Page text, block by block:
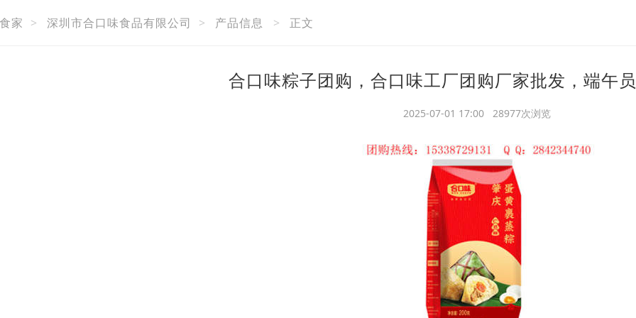
家 > 深圳市合口味食品有限公司 > 产品信息 > 正文
合口味粽子团购，合口味工厂团购厂家批发，端午
2025-07-01 17:00 28977次浏览